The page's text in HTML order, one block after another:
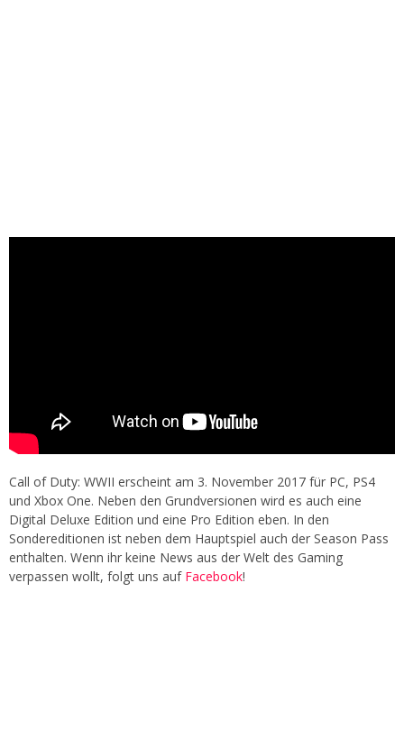
Call of Duty: WWII erscheint am 3. November 2017 für PC, PS4
und Xbox One. Neben den Grundversionen wird es auch eine
Digital Deluxe Edition und eine Pro Edition eben. In den
Sondereditionen ist neben dem Hauptspiel auch der Season Pass
enthalten. Wenn ihr keine News aus der Welt des Gaming
verpassen wollt, folgt uns auf Facebook!